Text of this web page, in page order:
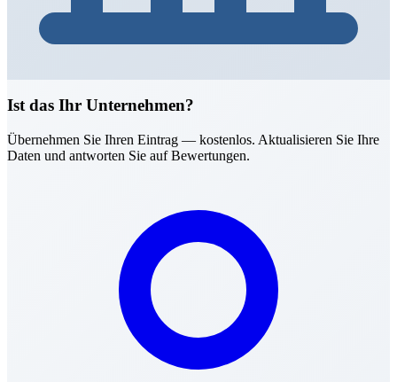
Ist das Ihr Unternehmen?
Übernehmen Sie Ihren Eintrag — kostenlos. Aktualisieren Sie Ihre
Daten und antworten Sie auf Bewertungen.